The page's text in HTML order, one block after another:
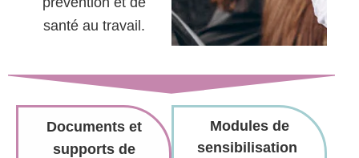
santé au travail.
Documents et
supports de
Modules de
sensibilisation